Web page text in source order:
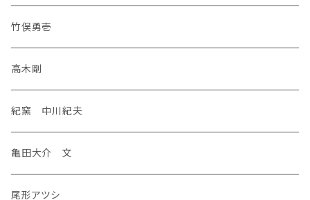
竹俣勇壱
高木剛
紀窯 中川紀夫
亀田大介 文
尾形アツシ